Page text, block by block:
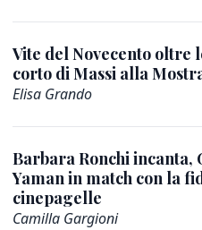
Vite del Novecento oltre
corto di Massi alla
Elisa Grando
Barbara Ronchi incanta,
Yaman in match con la
cinepagelle
Camilla Gargioni